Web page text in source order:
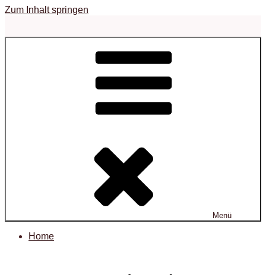
Zum Inhalt springen
Menü
Home